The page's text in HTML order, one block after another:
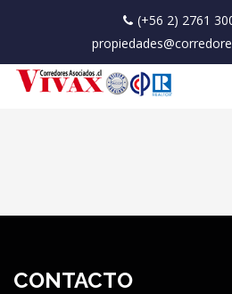
(+56 2) 2761
CONTACTO